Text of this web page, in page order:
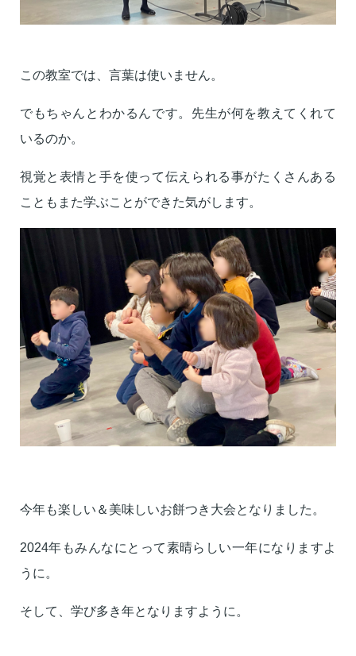
この教室では、言葉は使いません。
でもちゃんとわかるんです。先生が何を教えてくれて
いるのか。
視覚と表情と手を使って伝えられる事がたくさんある
こともまた学ぶことができた気がします。
今年も楽しい＆美味しいお餅つき大会となりました。
2024年もみんなにとって素晴らしい一年になりますよ
うに。
そして、学び多き年となりますように。